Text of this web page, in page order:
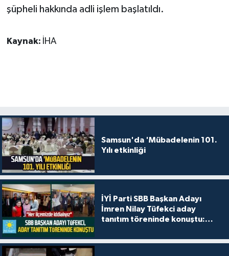
şüpheli hakkında adli işlem başlatıldı.
Kaynak: İHA
Samsun'da 'Mübadelenin 101.
Yılı etkinliği
İYİ Parti SBB Başkan Adayı
İmren Nilay Tüfekci aday
tanıtım töreninde konuştu: